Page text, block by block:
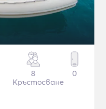
8
Кръстосване
0